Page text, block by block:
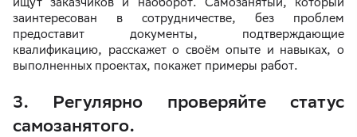
заинтересован в сотрудничестве, без проблем
предоставит документы, подтверждающие
квалификацию, расскажет о своём опыте и навыках, о
выполненных проектах, покажет примеры работ.
3. Регулярно проверяйте статус
самозанятого.